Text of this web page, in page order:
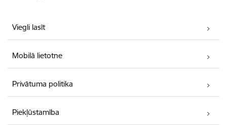
Viegli lasīt
Mobilā lietotne
Privātuma politika
Piekļūstamība